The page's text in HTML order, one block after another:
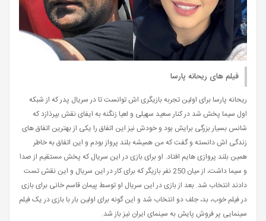
فیلم های ریحانه پارسا
ریحانه پارسا برای اولین تجربه بازیگری اش توانست تا در سریال پدر که از شبکه
اول سیما پخش شد در کنار سعید سهیلی و لعیا زنگنه به ایفای نقش بپرذازد که
شانس بسیار بزرگی برایش بود و خودش نیز این اتفاق را یکی از بهترین اتفاق های
زندگی اش دانسته و گفت که من همیشه بلند پرواز بودم و این اتفاق به خاطر
همین بلند پروازی هایم افتاد. او برای بازی در این سریال که پخش مستقیم از صدا
و سیما داشت، از میان 250 نفر بازیگر که برای کار در این سریال و این نقش تست
دادند انتخاب شد. بعد از بازی در این سریال او توسط پیمان قاسم خانی برای بازی
در فیلم خوب، بد، جلف دو انتخاب شد و این گونه برای اولین بار با بازی در یک فیلم
سینمایی پر فروش پایش به سینمای ایران نیز باز شد.